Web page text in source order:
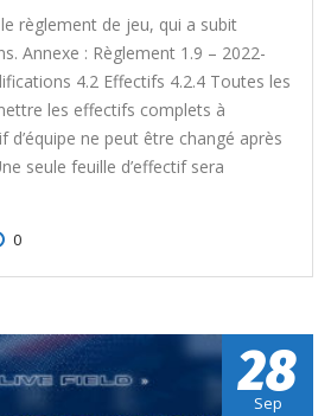
règlement de jeu, qui a subit
Annexe : Règlement 1.9 – 2022-
4.2 Effectifs 4.2.4 Toutes les
les effectifs complets à
d’équipe ne peut être changé après
seule feuille d’effectif sera
0
28
Sep